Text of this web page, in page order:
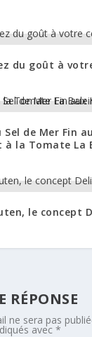
du goût à
de Mer Fin
à la Tomate La
le concept
RÉPONSE
ne sera pas
avec *